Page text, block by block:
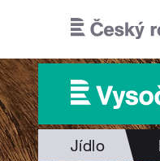
Jídlo